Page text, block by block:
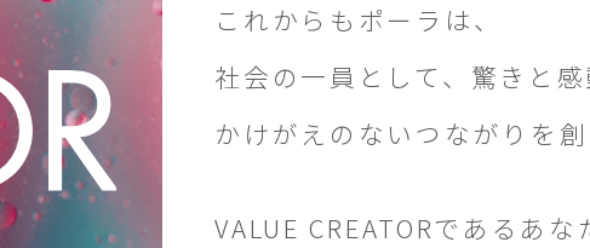
これからもポーラは、
社会の一員として、驚きと感
かけがえのないつながりを創
VALUE CREATORであるあな